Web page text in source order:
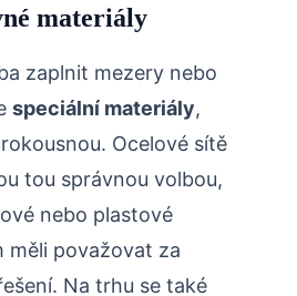
materiály
zaplnit mezery nebo
speciální ‌materiály,
Ocelové⁣ sítě
tou správnou‌ volbou,
nebo plastové
měli​ považovat za
Na trhu se také